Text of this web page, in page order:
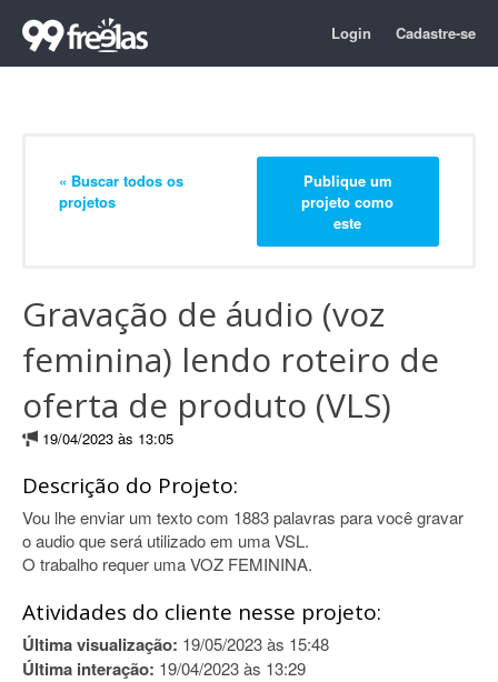
Login Cadastre-se
« Buscar todos os
projetos
Publique um
projeto como
este
Gravação de áudio (voz
feminina) lendo roteiro de
oferta de produto (VLS)
19/04/2023 às 13:05
Descrição do Projeto:
Vou lhe enviar um texto com 1883 palavras para você gravar
o audio que será utilizado em uma VSL.
O trabalho requer uma VOZ FEMININA.
Atividades do cliente nesse projeto:
Última visualização: 19/05/2023 às 15:48
Última interação: 19/04/2023 às 13:29